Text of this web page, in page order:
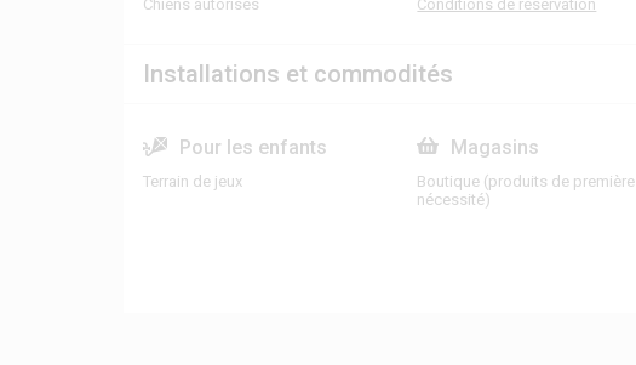
Chiens autorisés Conditions de réservation
Installations et commodités
Pour les enfants
Terrain de jeux
Magasins
Boutique (produits de première
nécessité)